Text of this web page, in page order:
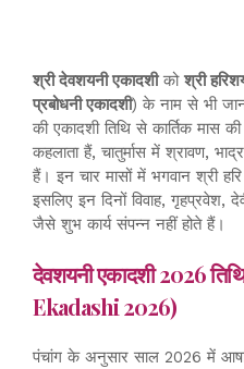
श्री देवशयनी एकादशीको श्री
प्रबोधनी एकादशी) के नाम से भी
की एकादशी तिथि से कार्तिक मास
कहलाता हैं, चातुर्मास में श्रावण,
हैं। इन चार मासों में भगवान श्री
इसलिए इन दिनों विवाह, गृहप्रवेश,
जैसे शुभ कार्य संपन्न नहीं होते हैं।
देवशयनी एकादशी 2026
Ekadashi 2026)
पंचांग के अनुसार साल 2026 में